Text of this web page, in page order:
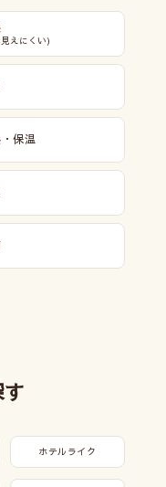
えにくい)
保温
ホテルライク